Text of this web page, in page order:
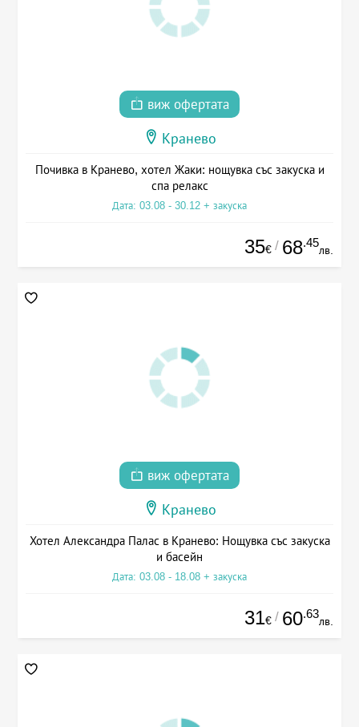
виж офертата
Кранево
Почивка в Кранево, хотел Жаки: нощувка със закуска и
спа релакс
Дата: 03.08 - 30.12 + закуска
35€ / 68.45
лв.
виж офертата
Кранево
Хотел Александра Палас в Кранево: Нощувка със закуска
и басейн
Дата: 03.08 - 18.08 + закуска
31€ / 60.63
лв.